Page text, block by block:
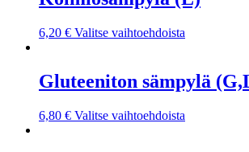
6,20 € Valitse vaihtoehdoista
Gluteeniton sämpylä
6,80 € Valitse vaihtoehdoista